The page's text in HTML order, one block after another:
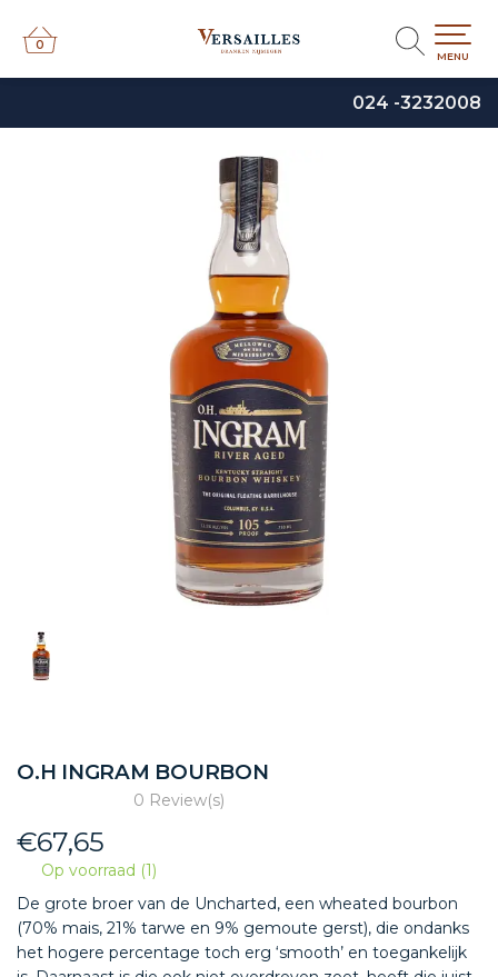
024 -3232008
0
0
MENU
O.H INGRAM BOURBON
0 Review(s)
€67,65
Op voorraad (1)
De grote broer van de Uncharted, een wheated bourbon
(70% mais, 21% tarwe en 9% gemoute gerst), die ondanks
het hogere percentage toch erg ‘smooth’ en toegankelijk